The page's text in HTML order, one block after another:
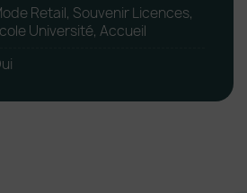
Retail, Souvenir Licences,
Université, Accueil